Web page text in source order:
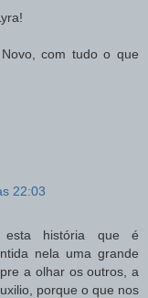
com tudo o que
22:03
esta história que é
nela uma grande
a olhar os outros, a
porque o que nos